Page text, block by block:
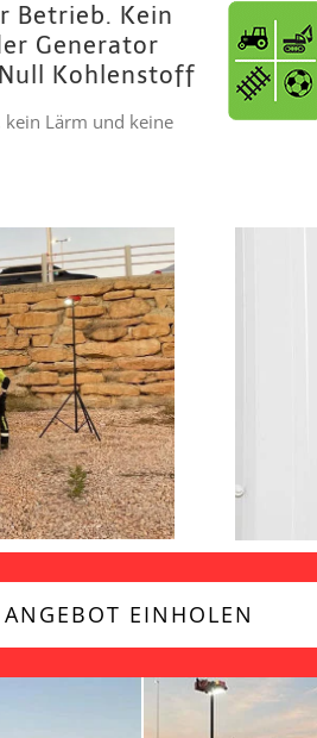
Betrieb. Kein
Generator
Kohlenstoff
kein Lärm und keine
ANGEBOT EINHOLEN